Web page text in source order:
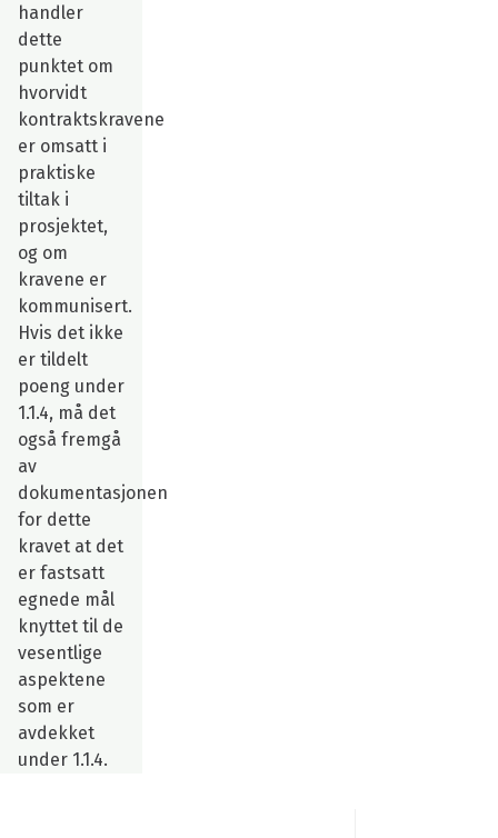
handler
dette
punktet om
hvorvidt
kontraktskravene
er omsatt i
praktiske
tiltak i
prosjektet,
og om
kravene er
kommunisert.
Hvis det ikke
er tildelt
poeng under
1.1.4, må det
også fremgå
av
dokumentasjonen
for dette
kravet at det
er fastsatt
egnede mål
knyttet til de
vesentlige
aspektene
som er
avdekket
under 1.1.4.